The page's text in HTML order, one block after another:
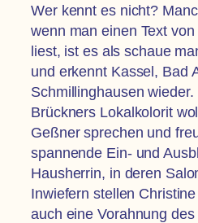
Wer kennt es nicht?
wenn man einen Text
liest, ist es als schaue
und erkennt Kassel, Bad
Schmillinghausen
Brückners Lokalkolorit
Geßner sprechen und
spannende Ein- und
Hausherrin, in deren
Inwiefern stellen
auch eine Vorahnung